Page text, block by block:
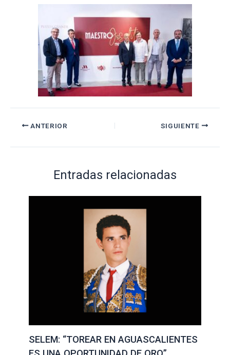
ANTERIOR SIGUIENTE
Entradas relacionadas
SELEM: “TOREAR EN AGUASCALIENTES